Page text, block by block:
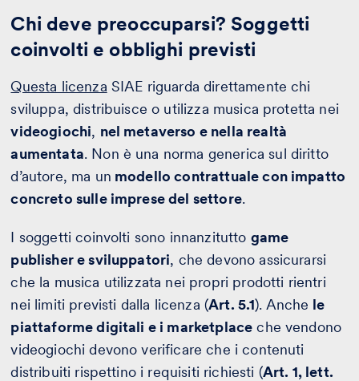
Chi deve preoccuparsi? Soggetti
coinvolti e obblighi previsti
Questa licenza SIAE riguarda direttamente chi
sviluppa, distribuisce o utilizza musica protetta nei
videogiochi, nel metaverso e nella realtà
aumentata. Non è una norma generica sul diritto
d’autore, ma un modello contrattuale con impatto
concreto sulle imprese del settore.
I soggetti coinvolti sono innanzitutto game
publisher e sviluppatori, che devono assicurarsi
che la musica utilizzata nei propri prodotti rientri
nei limiti previsti dalla licenza (Art. 5.1). Anche le
piattaforme digitali e i marketplace che vendono
videogiochi devono verificare che i contenuti
distribuiti rispettino i requisiti richiesti (Art. 1, lett.